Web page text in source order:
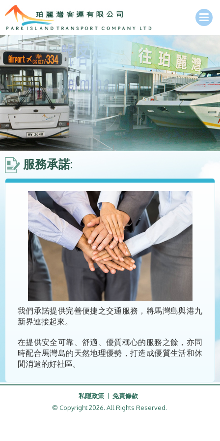
服務承諾:
我們承諾提供完善便捷之交通服務，將馬灣島與港九
新界連接起來。
在提供安全可靠、舒適、優質稱心的服務之餘，亦同
時配合馬灣島的天然地理優勢，打造成優質生活和休
閒消遣的好社區。
私隱政策
免責條款
© Copyright 2026. All Rights Reserved.